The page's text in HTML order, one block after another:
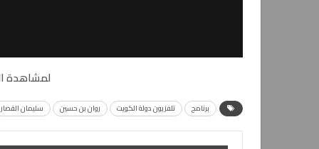
لمشاهدة
برنامج تلفزيون دولة الكويت روان بن حسين سليمان القصار